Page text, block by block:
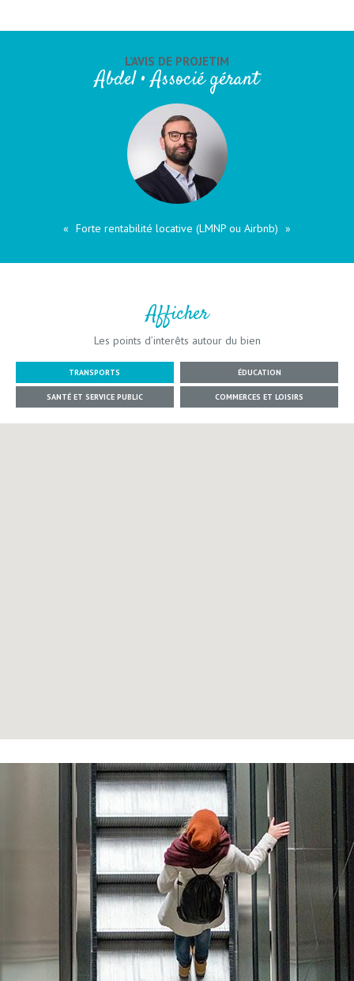
L’AVIS DE PROJETIM
Abdel • Associé gérant
Forte rentabilité locative (LMNP ou Airbnb)
Afficher
Les points d’interêts autour du bien
TRANSPORTS ÉDUCATION
SANTÉ ET SERVICE PUBLIC COMMERCES ET LOISIRS